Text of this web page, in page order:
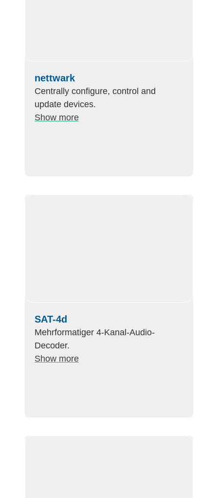
nettwark
Centrally configure, control and
update devices.
Show more
SAT-4d
Mehrformatiger 4-Kanal-Audio-
Decoder.
Show more